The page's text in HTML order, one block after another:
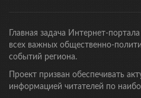
Главная задача Интернет-
всех важных общественно-
событий региона.
Проект призван обеспечивать
информацией читателей по